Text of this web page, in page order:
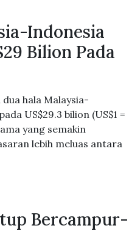
Indonesia
Bilion Pada
dua hala Malaysia-
US$29.3 bilion (US$1 =
yang semakin
lebih meluas antara
Bercampur-